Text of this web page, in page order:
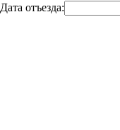
Дата отъезда: